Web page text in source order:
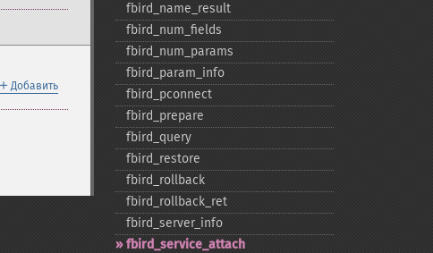
＋ Добавить
fbird_​name_​result
fbird_​num_​fields
fbird_​num_​params
fbird_​param_​info
fbird_​pconnect
fbird_​prepare
fbird_​query
fbird_​restore
fbird_​rollback
fbird_​rollback_​ret
fbird_​server_​info
fbird_​service_​attach